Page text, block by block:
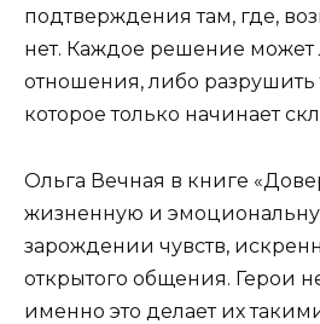
подтверждения там, где,
нет. Каждое решение может
отношения, либо разрушить
которое только начинает
Ольга Вечная в книге
жизненную и
зарождении чувств,
открытого общения. Герои
именно это делает их